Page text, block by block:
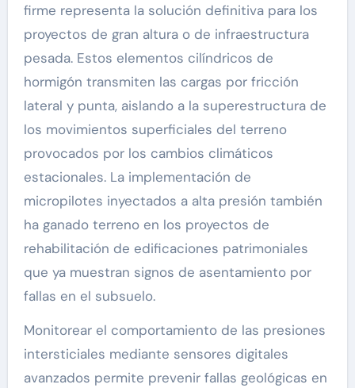
firme representa la solución definitiva para los
proyectos de gran altura o de infraestructura
pesada. Estos elementos cilíndricos de
hormigón transmiten las cargas por fricción
lateral y punta, aislando a la superestructura de
los movimientos superficiales del terreno
provocados por los cambios climáticos
estacionales. La implementación de
micropilotes inyectados a alta presión también
ha ganado terreno en los proyectos de
rehabilitación de edificaciones patrimoniales
que ya muestran signos de asentamiento por
fallas en el subsuelo.
Monitorear el comportamiento de las presiones
intersticiales mediante sensores digitales
avanzados permite prevenir fallas geológicas en